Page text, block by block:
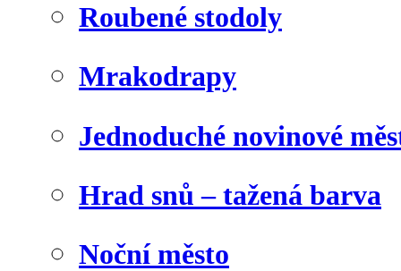
Roubené stodoly
Mrakodrapy
Jednoduché novinové
Hrad snů – tažená barva
Noční město